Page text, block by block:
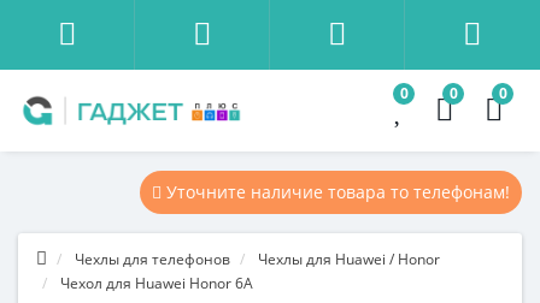
0 0 0
Уточните наличие товара то телефонам!
Чехлы для телефонов
Чехлы для Huawei / Honor
Чехол для Huawei Honor 6A